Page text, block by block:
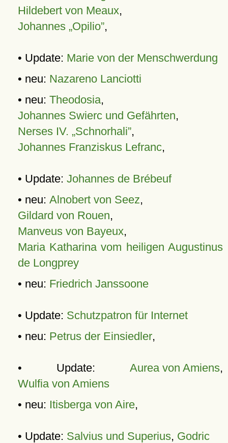
Hildebert von Meaux,
Johannes „Opilio”,
• Update: Marie von der Menschwerdung
• neu: Nazareno Lanciotti
• neu: Theodosia,
Johannes Swierc und Gefährten,
Nerses IV. „Schnorhali”,
Johannes Franziskus Lefranc,
• Update: Johannes de Brébeuf
• neu: Alnobert von Seez,
Gildard von Rouen,
Manveus von Bayeux,
Maria Katharina vom heiligen Augustinus
de Longprey
• neu: Friedrich Janssoone
• Update: Schutzpatron für Internet
• neu: Petrus der Einsiedler,
• Update: Aurea von Amiens,
Wulfia von Amiens
• neu: Itisberga von Aire,
• Update: Salvius und Superius, Godric